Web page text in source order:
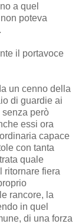
a quel
poteva
il portavoce
un cenno della
di guardie ai
però
essi ora
capace
con tanta
quale
ritornare fiera
rancore, la
in quel
di una forza